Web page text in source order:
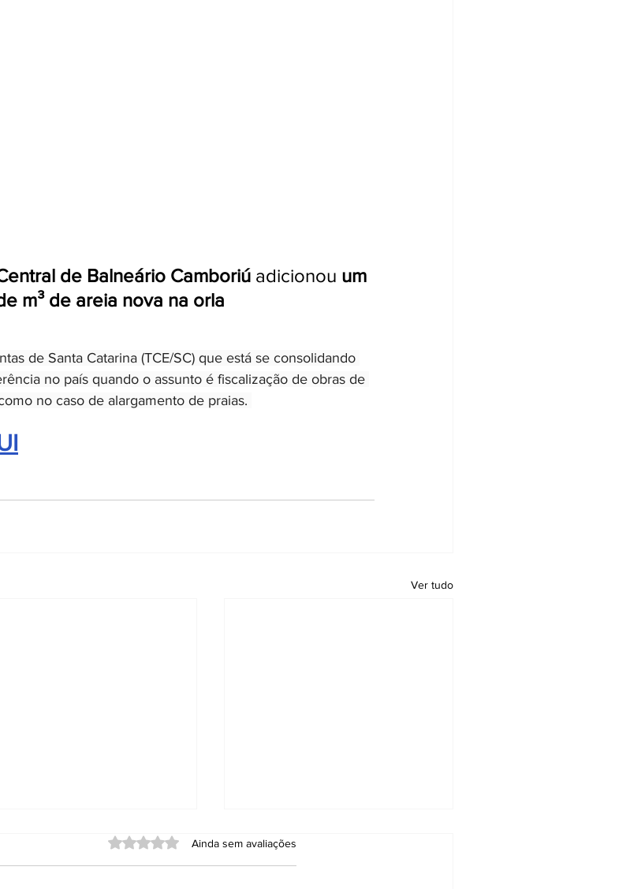
de Balneário Camboriú adicionou um
m³ de areia nova na orla
de Santa Catarina (TCE/SC) que está se consolidando
no país quando o assunto é fiscalização de obras de
no caso de alargamento de praias.
Ver tudo
Avaliado com 0 de 5 estrelas.
Ainda sem avaliações